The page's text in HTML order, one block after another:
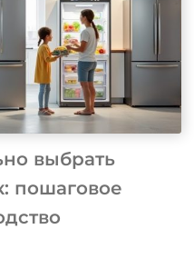
выбрать
пошаговое